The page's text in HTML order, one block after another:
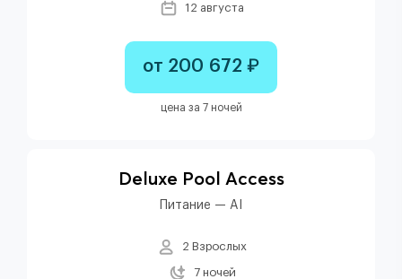
12 августа
от 200 672 ₽
цена за 7 ночей
Deluxe Pool Access
Питание — AI
2 Взрослых
7 ночей